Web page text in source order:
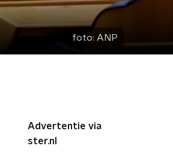
foto: ANP
Advertentie via
ster.nl